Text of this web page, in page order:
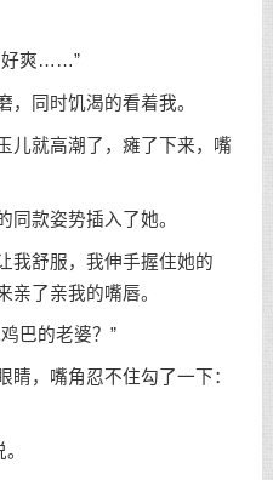
爽……”
同时饥渴的看着我。
就高潮了，瘫了下来，嘴
款姿势插入了她。
舒服，我伸手握住她的
亲了亲我的嘴唇。
巴的老婆？”
，嘴角忍不住勾了一下：